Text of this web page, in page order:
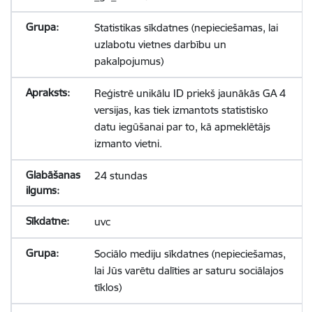
Statistikas sīkdatnes (nepieciešamas, lai
uzlabotu vietnes darbību un
pakalpojumus)
Reģistrē unikālu ID priekš jaunākās GA 4
versijas, kas tiek izmantots statistisko
datu iegūšanai par to, kā apmeklētājs
izmanto vietni.
24 stundas
uvc
Sociālo mediju sīkdatnes (nepieciešamas,
lai Jūs varētu dalīties ar saturu sociālajos
tīklos)